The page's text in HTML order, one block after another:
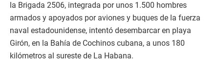
la Brigada 2506, integrada por unos 1.500 hombres
armados y apoyados por aviones y buques de la fuerza
naval estadounidense, intentó desembarcar en playa
Girón, en la Bahía de Cochinos cubana, a unos 180
kilómetros al sureste de La Habana.